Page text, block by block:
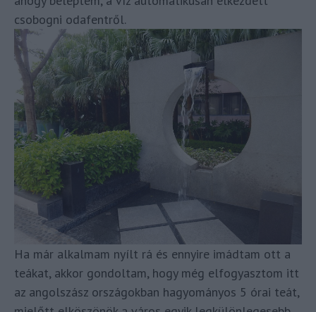
csobogni odafentről.
Ha már alkalmam nyílt rá és ennyire imádtam ott a
teákat, akkor gondoltam, hogy még elfogyasztom itt
az angolszász országokban hagyományos 5 órai teát,